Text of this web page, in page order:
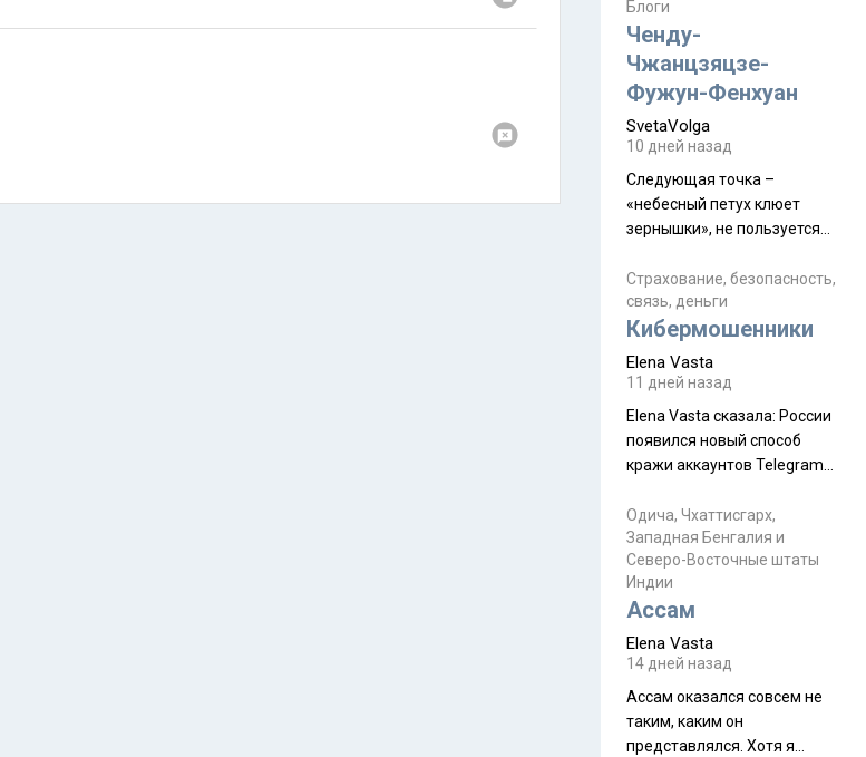
уже, как демобилизовались,
а продолжают встречаться
почти каждую неделю) и с
порога сообщил: "Эйтан
разводится!" Эйтан -
мальчик из религиозной
семьи, из тех, кого называют
"вязаные кипы". С 2022-го
Блоги
Ченду-
Чжанцзяцзе-
Фужун-Фенхуан
SvetaVolga
10 дней назад
Следующая точка –
«небесный петух клюет
зернышки», не пользуется
заслужено, и чтобы попасть
на начало тропы показали
водителю карту, иначе
Пошли туда, потому что я
отзывов. По мне – сплошная
физуха, долгий спуск, потом
подъем по этому же пути.
Пока
Страхование, безопасность,
связь, деньги
Кибермошенники
Elena Vasta
11 дней назад
Elena Vasta сказалa: России
появился новый способ
кражи аккаунтов Telegram
Прочитайте! У моих двух
знакомых вот так увели
аккаунты
Одича, Чхаттисгарх,
Западная Бенгалия и
Северо-Восточные штаты
Индии
Ассам
Elena Vasta
14 дней назад
Ассам оказался совсем не
таким, каким он
представлялся. Хотя я